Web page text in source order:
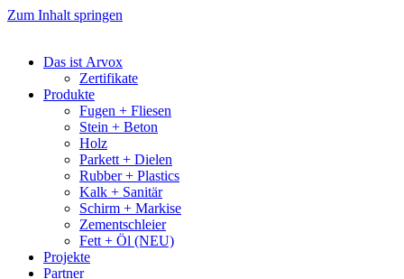
Zum Inhalt springen
Das ist Arvox
Zertifikate
Produkte
Fugen + Fliesen
Stein + Beton
Holz
Parkett + Dielen
Rubber + Plastics
Kalk + Sanitär
Schirm + Markise
Zementschleier
Fett + Öl (NEU)
Projekte
Partner